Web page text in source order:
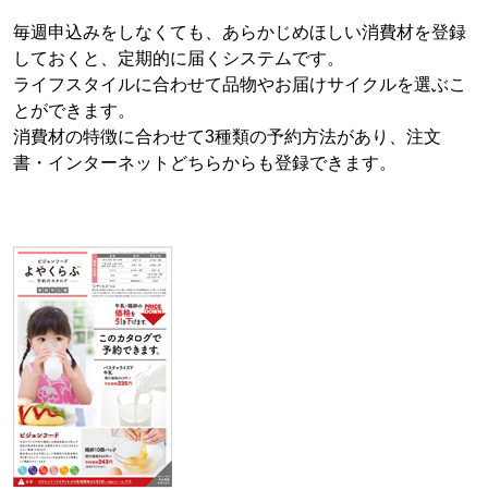
毎週申込みをしなくても、あらかじめほしい消費材を登録
しておくと、定期的に届くシステムです。
ライフスタイルに合わせて品物やお届けサイクルを選ぶこ
とができます。
消費材の特徴に合わせて3種類の予約方法があり、注文
書・インターネットどちらからも登録できます。